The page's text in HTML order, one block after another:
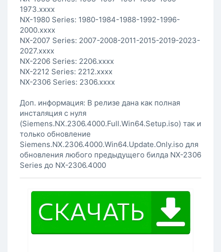
1973.xxxx
NX-1980 Series: 1980-1984-1988-1992-1996-
2000.xxxx
NX-2007 Series: 2007-2008-2011-2015-2019-2023-
2027.xxxx
NX-2206 Series: 2206.xxxx
NX-2212 Series: 2212.xxxx
NX-2306 Series: 2306.xxxx
Доп. информация: В релизе дана как полная
инсталяция с нуля
(Siemens.NX.2306.4000.Full.Win64.Setup.iso) так и
только обновление
Siemens.NX.2306.4000.Win64.Update.Only.iso для
обновления любого предыдущего билда NX-2306
Series до NX-2306.4000